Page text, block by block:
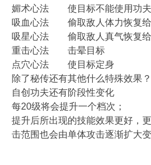
媚术心法
使目标不能使用功
吸血心法
偷取敌人体力恢复
吸星心法
偷取敌人真气恢复
重击心法
击晕目标
点穴心法
使目标定身
除了秘传还有其他什么特殊效果？
自创功夫还有阶段性变化
每20级将会提升一个档次；
提升后所出现的技能效果更好，
击范围也会由单体攻击逐渐扩大